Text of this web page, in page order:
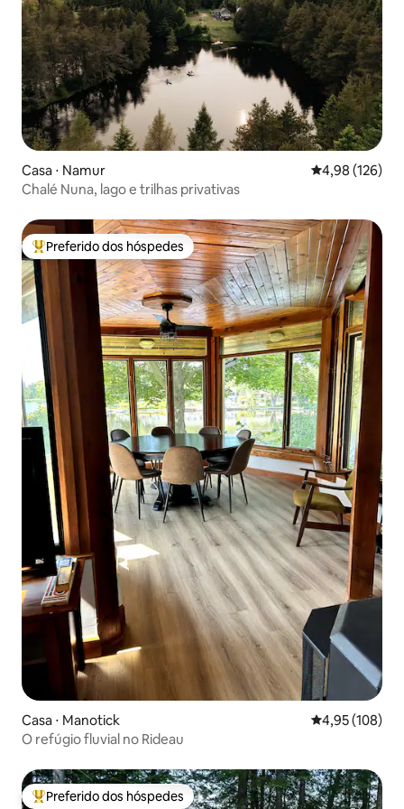
Casa ⋅ Namur 4,98 de uma
4,98 (126)
Chalé Nuna, lago e trilhas privativas
Entre os melhores preferidos dos hóspedes
Preferido dos hóspedes
Casa ⋅ Manotick 4,95 de uma
4,95 (108)
O refúgio fluvial no Rideau
Entre os melhores preferidos dos hóspedes
Preferido dos hóspedes